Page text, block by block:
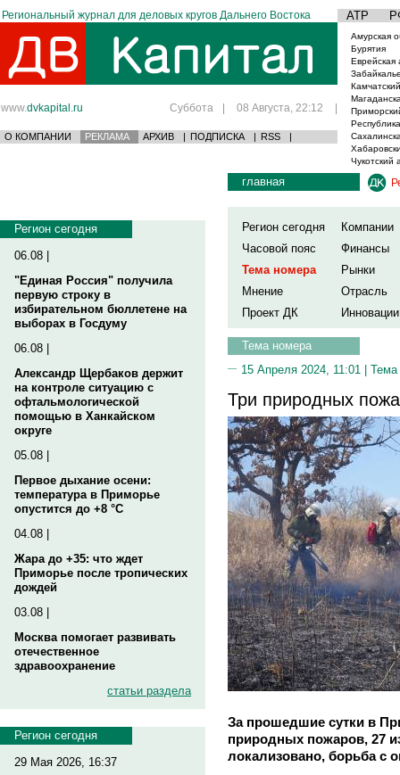
Региональный журнал для деловых кругов Дальнего Востока АТР
www.dvkapital.ru Суббота | 08 Августа, 22:12 |
О КОМПАНИИ РЕКЛАМА АРХИВ | ПОДПИСКА | RSS |
Амурская
Бурятия
Еврейская
Чукотский
Регион сегодня
06.08 |
"Единая Россия" получила
первую строку в
избирательном бюллетене на
выборах в Госдуму
06.08 |
Александр Щербаков держит
на контроле ситуацию с
офтальмологической
помощью в Ханкайском
округе
05.08 |
Первое дыхание осени:
температура в Приморье
опустится до +8 °C
04.08 |
Жара до +35: что ждет
Приморье после тропических
дождей
03.08 |
Москва помогает развивать
отечественное
здравоохранение
статьи раздела
Регион сегодня
29 Мая 2026, 16:37
главная
Регион сегодня
Компании
Часовой пояс
Финансы
Тема номера
Рынки
Мнение
Отрасль
Проект ДК
Инновации
Тема номера
15 Апреля 2024, 11:01 | Тема
Три природных
За прошедшие сутки в
природных пожаров, 27
локализовано, борьба с